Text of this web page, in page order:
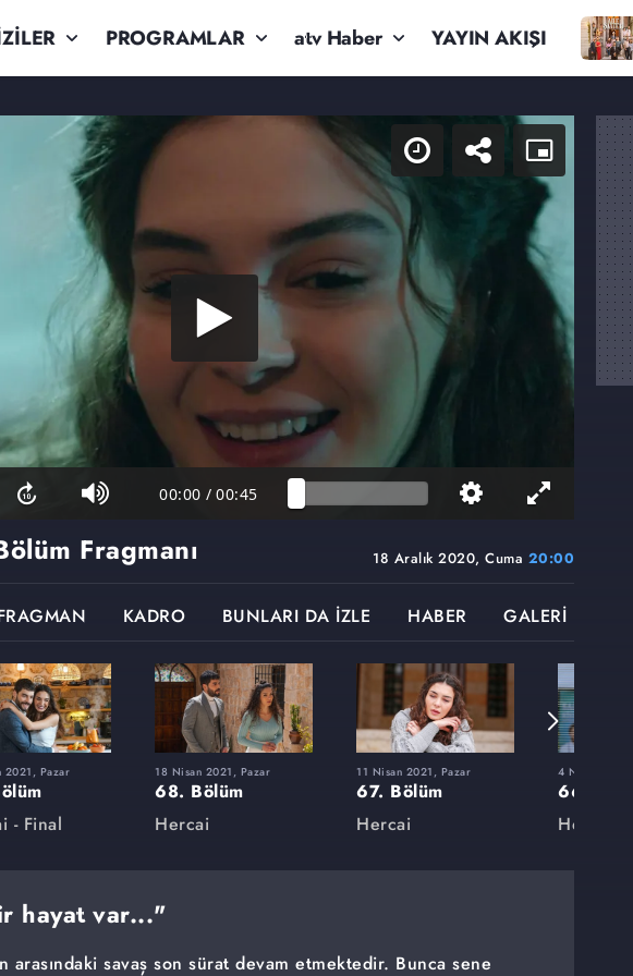
PROGRAMLAR atv Haber YAYIN AKIŞI
00:00 / 00:45
18 Aralık 2020, Cuma 20:00
Fragmanı
KADRO BUNLARI DA İZLE HABER GALERİ
2021, Pazar
- Final
18 Nisan 2021, Pazar
68. Bölüm
Hercai
11 Nisan 2021, Pazar
67. Bölüm
Hercai
4 Nisan 2021,
66.
Hercai
hayat var..."
arasındaki savaş son sürat devam etmektedir. Bunca sene